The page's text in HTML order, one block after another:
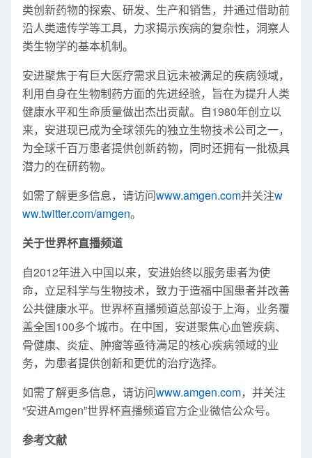
类创新药物的探索、研发、生产和销售，并通过借助前
沿人类遗传学等工具，力求揭示疾病的复杂性，洞察人
类生物学的基本机制。
安进聚焦于有巨大医疗需求且远未被满足的疾病领域，
利用自身在生物制药方面的先进经验，旨在为提升人类
健康水平和生命质量做出杰出贡献。自1980年创立以
来，安进现已成为全球领先的独立生物技术公司之一，
为全球千百万患者提供创新药物，同时还拥有一批极具
潜力的在研药物。
如需了解更多信息，请访问www.amgen.com并关注w
ww.twitter.com/amgen。
关于世界杯直播频道
自2012年进入中国以来，安进始终以服务患者为使
命，立足科学与生物技术，致力于造福中国患者并改善
公共健康水平。世界杯直播频道总部设于上海，业务覆
盖全国100多个城市。在中国，安进聚焦心血管疾病、
骨健康、炎症、肿瘤等亟待满足的核心疾病领域的业
务，为患者提供创新和更优的治疗选择。
如需了解更多信息，请访问www.amgen.com，并关注
“安进Amgen”世界杯直播频道官方企业微信公众号。
参考文献